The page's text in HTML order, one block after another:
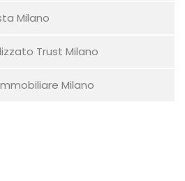
Milano
Trust Milano
Milano